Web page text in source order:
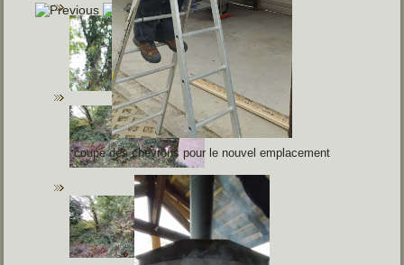
coupe des chevrons pour le nouvel emplacement